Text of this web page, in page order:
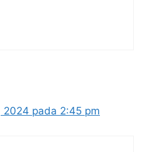
2024 pada 2:45 pm